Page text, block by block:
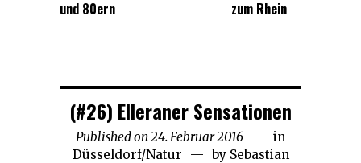
und 80ern
zum Rhein
(#26) Elleraner Sensationen
Published on24. Februar 2016 24.
Januar
in
Düsseldorf/Natur by Sebastian